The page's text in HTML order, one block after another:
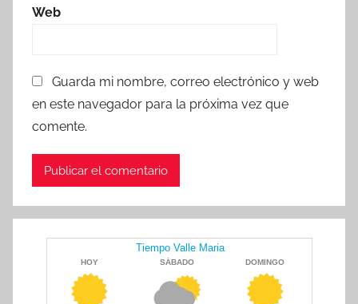
Web
Guarda mi nombre, correo electrónico y web
en este navegador para la próxima vez que
comente.